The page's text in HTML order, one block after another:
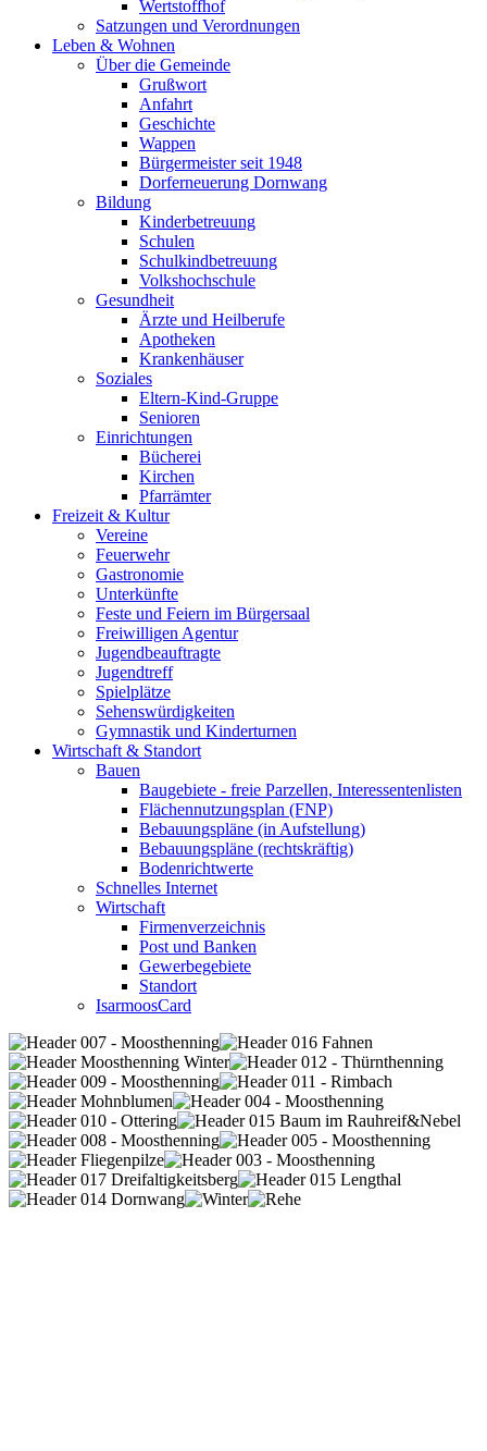
Wertstoffhof
Satzungen und Verordnungen
Leben & Wohnen
Über die Gemeinde
Grußwort
Anfahrt
Geschichte
Wappen
Bürgermeister seit 1948
Dorferneuerung Dornwang
Bildung
Kinderbetreuung
Schulen
Schulkindbetreuung
Volkshochschule
Gesundheit
Ärzte und Heilberufe
Apotheken
Krankenhäuser
Soziales
Eltern-Kind-Gruppe
Senioren
Einrichtungen
Bücherei
Kirchen
Pfarrämter
Freizeit & Kultur
Vereine
Feuerwehr
Gastronomie
Unterkünfte
Feste und Feiern im Bürgersaal
Freiwilligen Agentur
Jugendbeauftragte
Jugendtreff
Spielplätze
Sehenswürdigkeiten
Gymnastik und Kinderturnen
Wirtschaft & Standort
Bauen
Baugebiete - freie Parzellen, Interessentenlisten
Flächennutzungsplan (FNP)
Bebauungspläne (in Aufstellung)
Bebauungspläne (rechtskräftig)
Bodenrichtwerte
Schnelles Internet
Wirtschaft
Firmenverzeichnis
Post und Banken
Gewerbegebiete
Standort
IsarmoosCard